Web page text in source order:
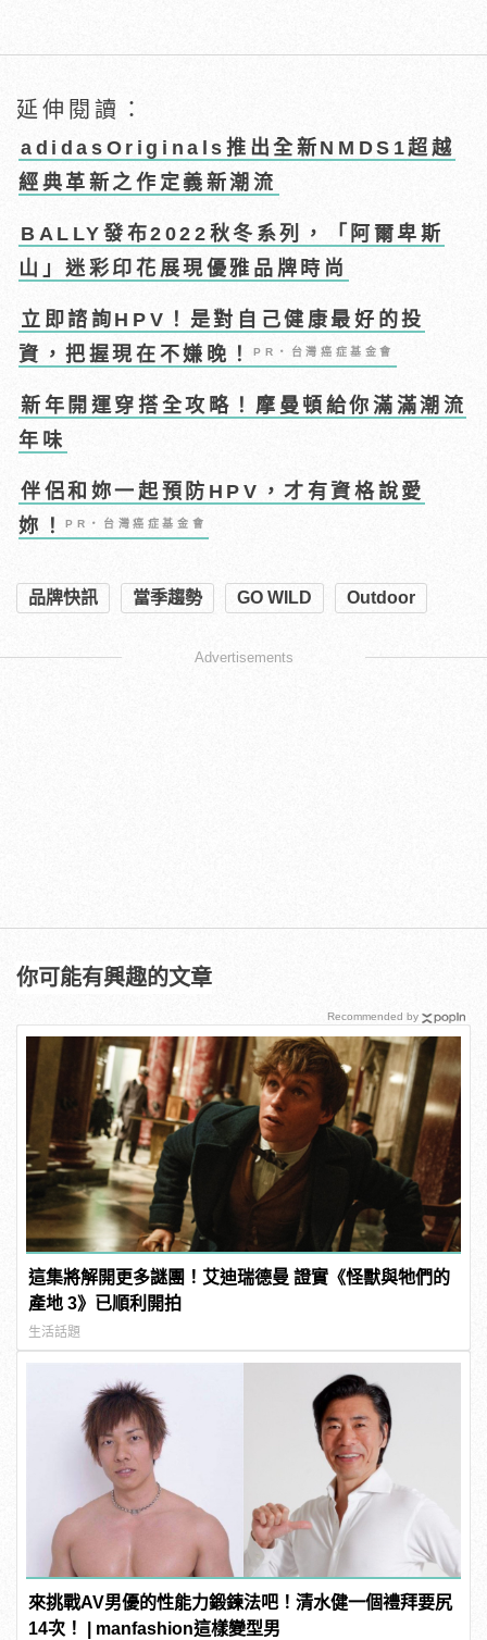
延伸閱讀：
adidasOriginals推出全新NMDS1超越
經典革新之作定義新潮流
BALLY發布2022秋冬系列，「阿爾卑斯
山」迷彩印花展現優雅品牌時尚
立即諮詢HPV！是對自己健康最好的投
資，把握現在不嫌晚！PR・台灣癌症基金會
新年開運穿搭全攻略！摩曼頓給你滿滿潮流
年味
伴侶和妳一起預防HPV，才有資格說愛
妳！PR・台灣癌症基金會
品牌快訊 當季趨勢 GO WILD Outdoor
Advertisements
你可能有興趣的文章
這集將解開更多謎團！艾迪瑞德曼 證實《怪獸與牠們的
產地 3》已順利開拍
生活話題
來挑戰AV男優的性能力鍛鍊法吧！清水健一個禮拜要尻
14次！ | manfashion這樣變型男
Recommended by